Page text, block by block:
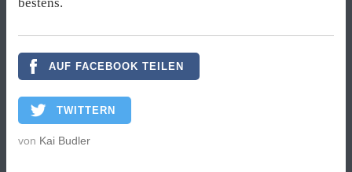
bestens.
AUF FACEBOOK TEILEN
TWITTERN
von Kai Budler